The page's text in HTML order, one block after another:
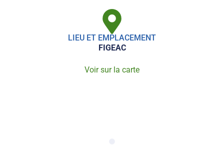
LIEU ET EMPLACEMENT
FIGEAC
Voir sur la carte